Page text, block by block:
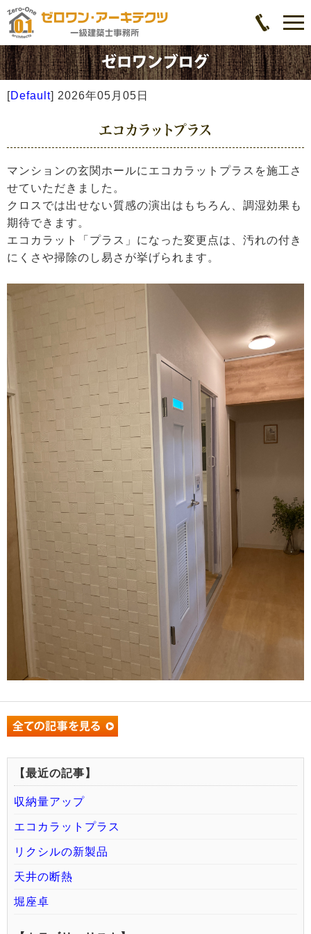
[Default] 2026年05月05日
エコカラットプラス
マンションの玄関ホールにエコカラットプラスを施工さ
せていただきました。
クロスでは出せない質感の演出はもちろん、調湿効果も
期待できます。
エコカラット「プラス」になった変更点は、汚れの付き
にくさや掃除のし易さが挙げられます。
【最近の記事】
収納量アップ
エコカラットプラス
リクシルの新製品
天井の断熱
堀座卓